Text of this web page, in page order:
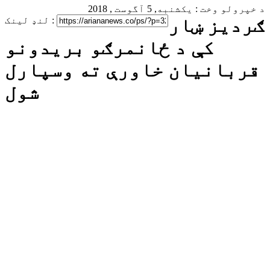
د خپرولو وخت : یکشنبه, 5 آگوست , 2018
لنډ لینک :
ګردیز ښار
کې د ځانمرګو بریدونو
قربانیان خاورې ته وسپارل
شول